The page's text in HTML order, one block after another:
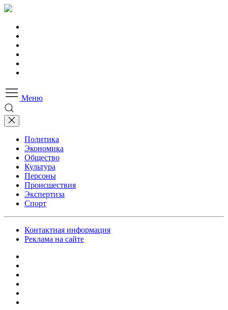
Меню
Политика
Экономика
Общество
Культура
Персоны
Происшествия
Экспертиза
Спорт
Контактная информация
Реклама на сайте